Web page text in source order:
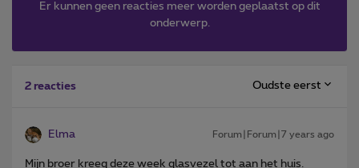
Er kunnen geen reacties meer worden geplaatst op dit
onderwerp.
2 reacties Oudste eerst
Elma Forum|Forum|7 years ago
Mijn broer kreeg deze week glasvezel tot aan het huis.